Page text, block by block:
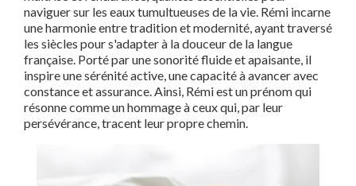
naviguer sur les eaux tumultueuses de la vie. Rémi incarne
une harmonie entre tradition et modernité, ayant traversé
les siècles pour s'adapter à la douceur de la langue
française. Porté par une sonorité fluide et apaisante, il
inspire une sérénité active, une capacité à avancer avec
constance et assurance. Ainsi, Rémi est un prénom qui
résonne comme un hommage à ceux qui, par leur
persévérance, tracent leur propre chemin.